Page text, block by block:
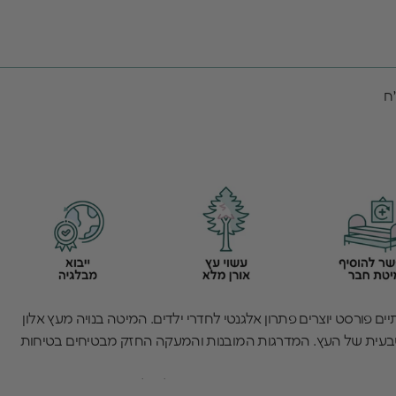
פורסט יוצרים פתרון אלגנטי לחדרי ילדים. המיטה בנויה מעץ אלון
של העץ. המדרגות המובנות והמעקה החזק מבטיחים בטיחות
מראה חמים ונעים תוך מקסימום ניצול של השטח. האיכות